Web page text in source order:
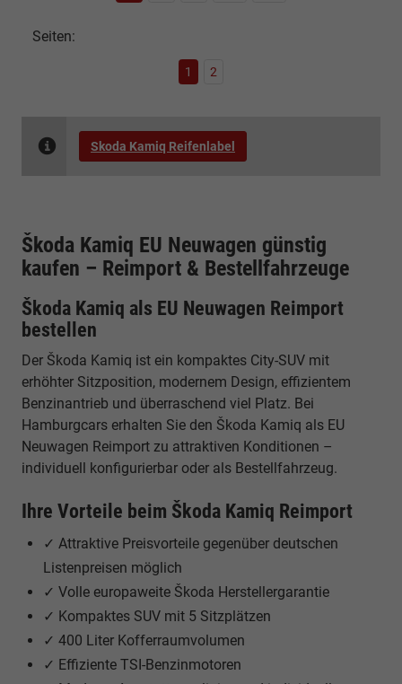
Seiten:
1 2
Skoda Kamiq Reifenlabel
Škoda Kamiq EU Neuwagen günstig
kaufen – Reimport & Bestellfahrzeuge
Škoda Kamiq als EU Neuwagen Reimport
bestellen
Der Škoda Kamiq ist ein kompaktes City-SUV mit
erhöhter Sitzposition, modernem Design, effizientem
Benzinantrieb und überraschend viel Platz. Bei
Hamburgcars erhalten Sie den Škoda Kamiq als EU
Neuwagen Reimport zu attraktiven Konditionen –
individuell konfigurierbar oder als Bestellfahrzeug.
Ihre Vorteile beim Škoda Kamiq Reimport
✓ Attraktive Preisvorteile gegenüber deutschen
Listenpreisen möglich
✓ Volle europaweite Škoda Herstellergarantie
✓ Kompaktes SUV mit 5 Sitzplätzen
✓ 400 Liter Kofferraumvolumen
✓ Effiziente TSI-Benzinmotoren